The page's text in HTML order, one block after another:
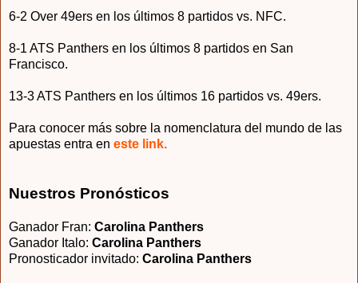
6-2 Over 49ers en los últimos 8 partidos vs. NFC.
8-1 ATS Panthers en los últimos 8 partidos en San
Francisco.
13-3 ATS Panthers en los últimos 16 partidos vs. 49ers.
Para conocer más sobre la nomenclatura del mundo de las
apuestas entra en este link.
Nuestros Pronósticos
Ganador Fran: Carolina Panthers
Ganador Italo: Carolina Panthers
Pronosticador invitado: Carolina Panthers